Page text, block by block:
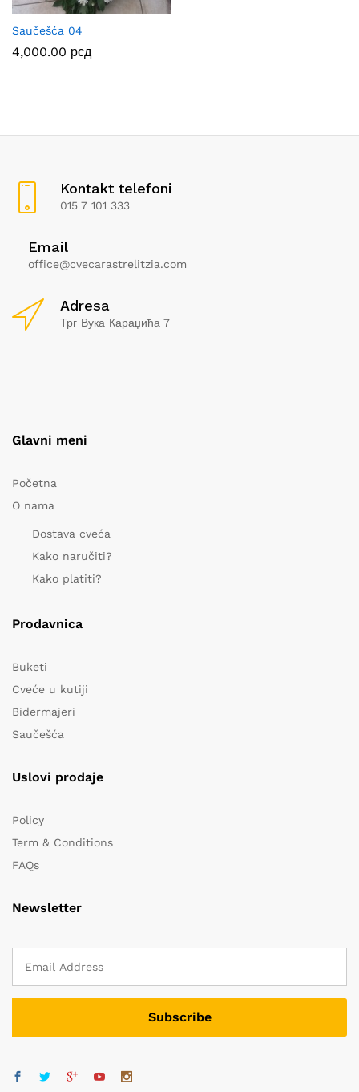
Saučešća 04
4,000.00 рсд
Kontakt telefoni
015 7 101 333
Email
office@cvecarastrelitzia.com
Adresa
Трг Вука Караџића 7
Glavni meni
Početna
O nama
Dostava cveća
Kako naručiti?
Kako platiti?
Prodavnica
Buketi
Cveće u kutiji
Bidermajeri
Saučešća
Uslovi prodaje
Policy
Term & Conditions
FAQs
Newsletter